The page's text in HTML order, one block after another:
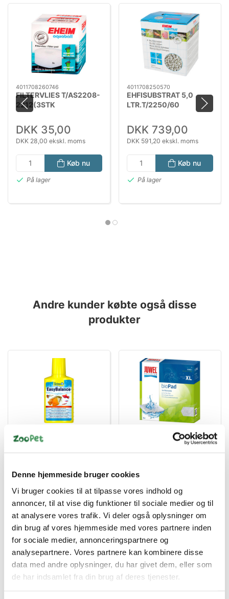
Denne hjemmeside bruger cookies
Vi bruger cookies til at tilpasse vores indhold og
annoncer, til at vise dig funktioner til sociale medier og til
at analysere vores trafik. Vi deler også oplysninger om
din brug af vores hjemmeside med vores partnere inden
for sociale medier, annonceringspartnere og
analysepartnere. Vores partnere kan kombinere disse
data med andre oplysninger, du har givet dem, eller som
de har indsamlet fra din brug af deres tjenester.
4011708260746
FILTERVLIES T/AS2208-
2212(3STK
DKK 35,00
DKK 28,00 ekskl. moms
Køb nu
På lager
4011708250570
EHFISUBSTRAT 5,0
LTR.T/2250/60
DKK 739,00
DKK 591,20 ekskl. moms
Køb nu
På lager
Andre kunder købte også disse
produkter
4004218770508
TETRA AQUA EASY
BALANCE 100 ML
DKK 49,00
DKK 39,20 ekskl. moms
På lager
Poly Pad Bioflow 8.0 /
Jumbo
DKK 49,95
DKK 39,96 ekskl. moms
På lager